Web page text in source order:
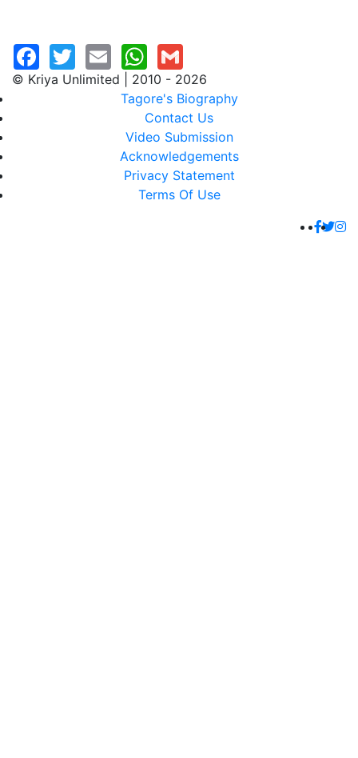
© Kriya Unlimited | 2010 - 2026
Tagore's Biography
Contact Us
Video Submission
Acknowledgements
Privacy Statement
Terms Of Use